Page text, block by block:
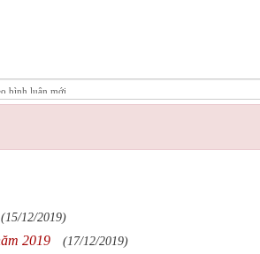
(15/12/2019)
2019 (17/12/2019)